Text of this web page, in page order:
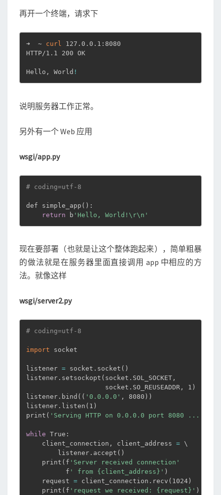
再开一个终端，请求下
➜  ~ curl 127.0.0.1:8080
HTTP/1.1 200 OK
Hello, World !
说明服务器工作正常。
另外有一个 Web 应用
wsgi/app.py
# coding=utf-8
def simple_app ( ) :
return b 'Hello, World!\r\n'
现在要部署（也就是让这个整体跑起来），简单粗暴
的做法就是在服务器里面直接调用 app 中相应的方
法。就像这样
wsgi/server2.py
# coding=utf-8
import socket
listener = socket.socket ( )
listener.setsockopt ( socket.SOL_SOCKET,
                    socket.SO_REUSEADDR, 1
)
listener.bind (( '0.0.0.0' , 8080 ))
listener.listen ( 1 )
print ( 'Serving HTTP on 0.0.0.0 port 8080 ...'
while True:
    client_connection, client_address
= \
        listener.accept
( )
    print
( f 'Server received connection'
          f
' from {client_address}' )
    request
= client_connection.recv ( 1024 )
    print
( f 'request we received: {request}' )